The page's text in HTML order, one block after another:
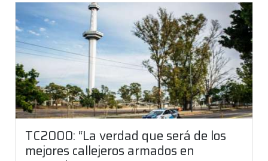
TC2000: “La verdad que será de los
mejores callejeros armados en